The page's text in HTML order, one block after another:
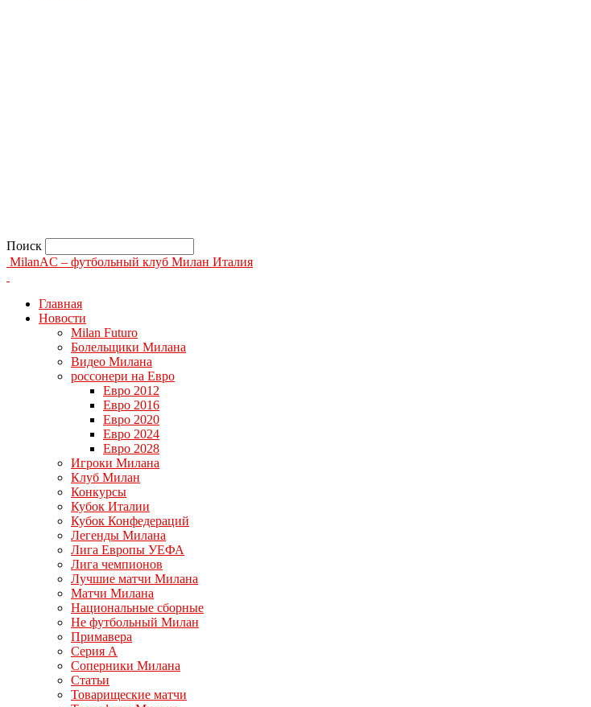
Поиск
MilanAC – футбольный клуб Милан Италия
Главная
Новости
Milan Futuro
Болельщики Милана
Видео Милана
россонери на Евро
Евро 2012
Евро 2016
Евро 2020
Евро 2024
Евро 2028
Игроки Милана
Клуб Милан
Конкурсы
Кубок Италии
Кубок Конфедераций
Легенды Милана
Лига Европы УЕФА
Лига чемпионов
Лучшие матчи Милана
Матчи Милана
Национальные сборные
Не футбольный Милан
Примавера
Серия А
Соперники Милана
Статьи
Товарищеские матчи